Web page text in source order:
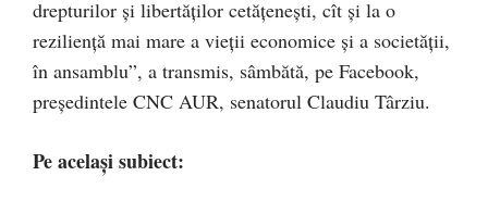
drepturilor și libertăților cetățenești, cît și la o
reziliență mai mare a vieții economice și a societății,
în ansamblu”, a transmis, sâmbătă, pe Facebook,
președintele CNC AUR, senatorul Claudiu Târziu.
Pe același subiect: